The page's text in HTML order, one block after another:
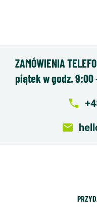
ZAMÓWIENIA
piątek w godz. 9:00
local_phone
email